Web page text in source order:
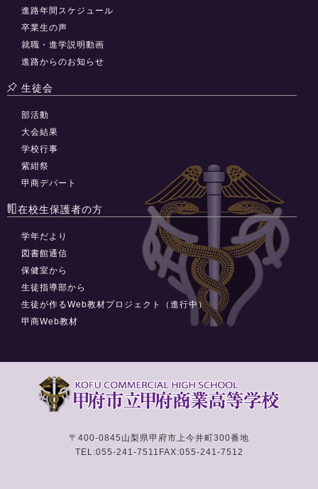
進路年間スケジュール
卒業生の声
就職・進学説明動画
進路からのお知らせ
生徒会
部活動
大会結果
学校行事
紫紺祭
甲商デパート
在校生保護者の方
学年だより
図書館通信
保健室から
生徒指導部から
生徒が作るWeb教材プロジェクト（進行中）
甲商Web教材
〒400-0845 山梨県甲府市上今井町300番地
TEL:055-241-7511 FAX:055-241-7512